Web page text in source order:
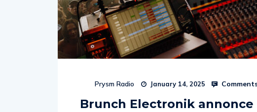
Prysm Radio January 14, 2025
Brunch Electronik